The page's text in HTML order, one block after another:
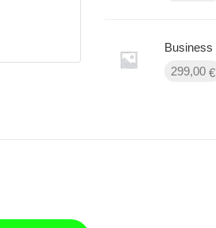
Business
299,00 €